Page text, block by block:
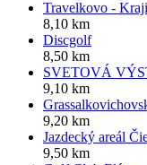
Travelkovo -
8,10 km
Discgolf
8,50 km
SVETOVÁ
9,10 km
9,20 km
Jazdecký areál
9,50 km